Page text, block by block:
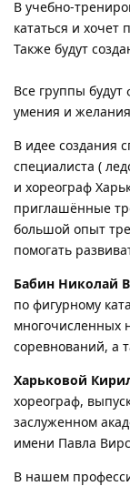
В учебно-
кататься и хочет
Также будут
Все группы будут
умения и
В идее создания
специалиста (
и хореограф
приглашённые
большой опыт
помогать
Бабин Николай
по фигурному
многочисленных
соревнований, а
Харьковой
хореограф,
заслуженном
имени Павла
В нашем